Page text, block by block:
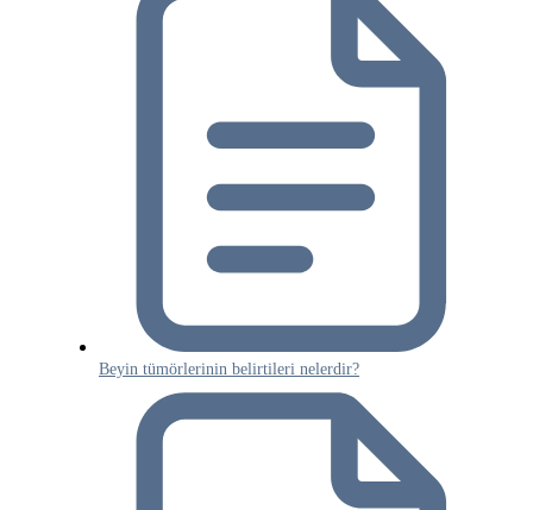
Beyin tümörlerinin belirtileri nelerdir?